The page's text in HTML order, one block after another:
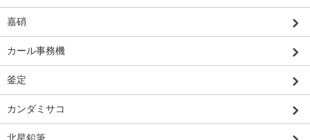
嘉硝
カール事務機
釜定
カンダミサコ
北星鉛筆